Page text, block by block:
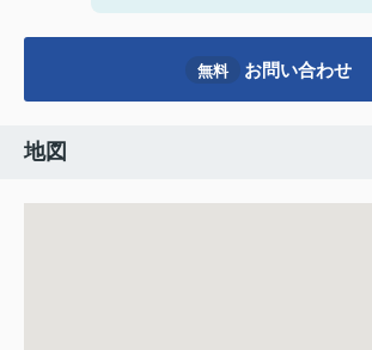
無料 お問い合わせ
地図